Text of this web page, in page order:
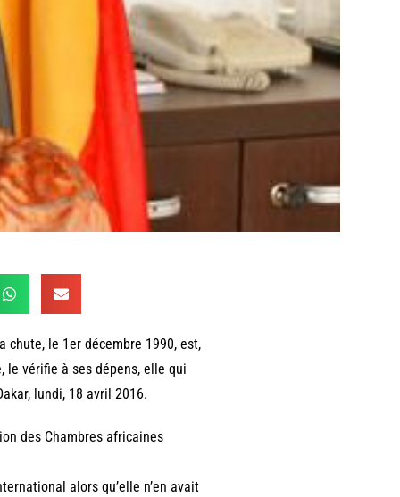
chute, le 1er décembre 1990, est,
le vérifie à ses dépens, elle qui
lundi, 18 avril 2016.
des Chambres africaines
alors qu’elle n’en avait